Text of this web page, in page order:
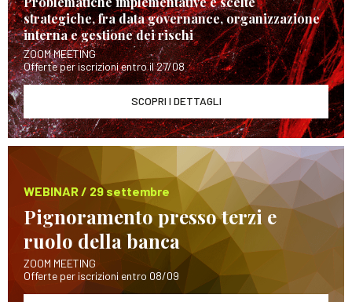
strategiche, fra data governance, organizzazione
interna e gestione dei rischi
ZOOM MEETING
Offerte per iscrizioni entro il 27/08
SCOPRI I DETTAGLI
WEBINAR / 29 settembre
Pignoramento presso terzi e
ruolo della banca
ZOOM MEETING
Offerte per iscrizioni entro 08/09